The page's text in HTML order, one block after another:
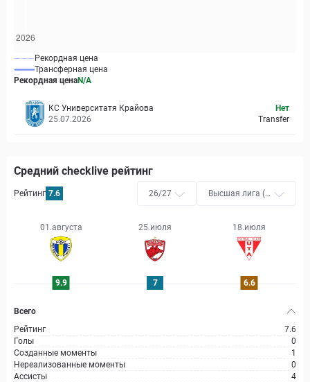
Рекордная цена
Трансферная цена
Рекордная ценаN/A
КС Университатя Крайова
25.07.2026
Нет
Transfer
Средний checklive рейтинг
Рейтинг 7.6 26/27
Высшая лига (Л
01.августа 25.июля 18.июля
9.9 7 6.6
Всего
Рейтинг
7.6
Голы
0
Созданные моменты
1
Нереализованные моменты
0
Ассисты
4